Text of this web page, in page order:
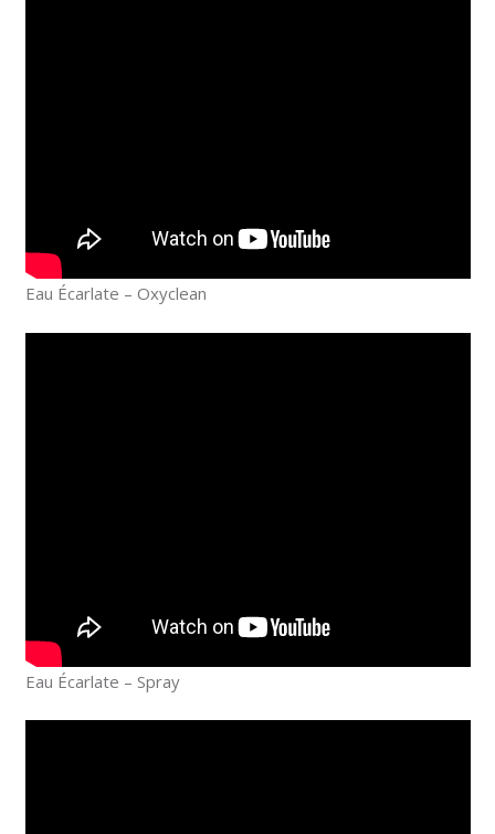
Eau Écarlate – Oxyclean
Eau Écarlate – Spray